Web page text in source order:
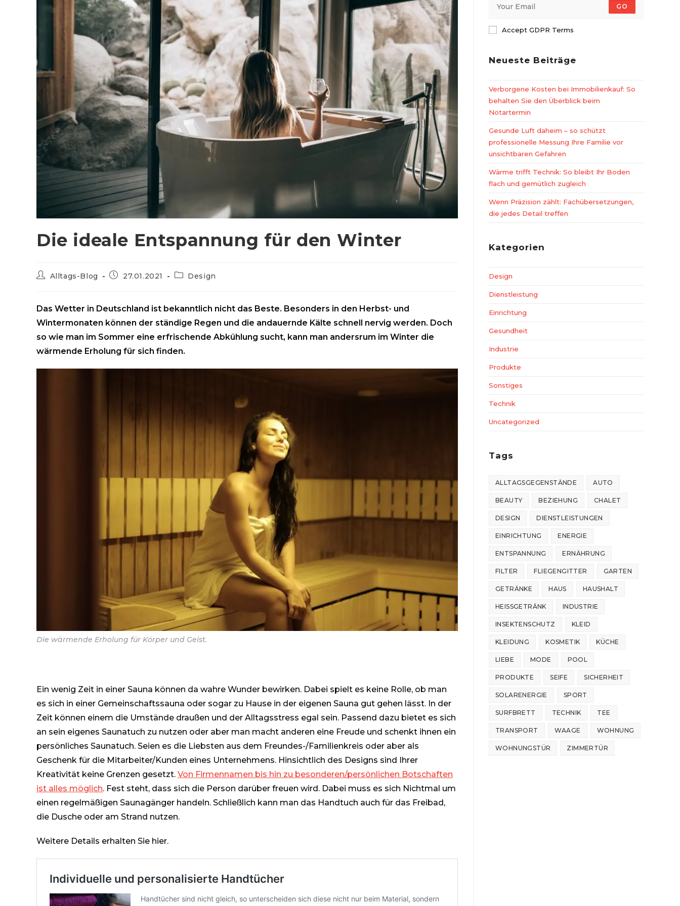
Die ideale Entspannung für den Winter
Beitrags-
Alltags-Blog
Beitrag27.01.2021
Beitrags-
Design
Das Wetter in Deutschland ist bekanntlich nicht das Beste. Besonders in den Herbst- und
Wintermonaten können der ständige Regen und die andauernde Kälte schnell nervig werden. Doch
so wie man im Sommer eine erfrischende Abkühlung sucht, kann man andersrum im Winter die
wärmende Erholung für sich finden.
Die wärmende Erholung für Körper und Geist.
Ein wenig Zeit in einer Sauna können da wahre Wunder bewirken. Dabei spielt es keine Rolle, ob man
es sich in einer Gemeinschaftssauna oder sogar zu Hause in der eigenen Sauna gut gehen lässt. In der
Zeit können einem die Umstände draußen und der Alltagsstress egal sein. Passend dazu bietet es sich
an sein eigenes Saunatuch zu nutzen oder aber man macht anderen eine Freude und schenkt ihnen ein
persönliches Saunatuch. Seien es die Liebsten aus dem Freundes-/Familienkreis oder aber als
Geschenk für die Mitarbeiter/Kunden eines Unternehmens. Hinsichtlich des Designs sind Ihrer
Kreativität keine Grenzen gesetzt. Von Firmennamen bis hin zu besonderen/persönlichen Botschaften
ist alles möglich. Fest steht, dass sich die Person darüber freuen wird. Dabei muss es sich Nichtmal um
einen regelmäßigen Saunagänger handeln. Schließlich kann man das Handtuch auch für das Freibad,
die Dusche oder am Strand nutzen.
Weitere Details erhalten Sie hier.
GO
Accept GDPR Terms
Neueste Beiträge
Verborgene Kosten bei Immobilienkauf: So
behalten Sie den Überblick beim
Notartermin
Gesunde Luft daheim – so schützt
professionelle Messung Ihre Familie vor
unsichtbaren Gefahren
Wärme trifft Technik: So bleibt Ihr Boden
flach und gemütlich zugleich
Wenn Präzision zählt: Fachübersetzungen,
die jedes Detail treffen
Kategorien
Design
Dienstleistung
Einrichtung
Gesundheit
Industrie
Produkte
Sonstiges
Technik
Uncategorized
Tags
ALLTAGSGEGENSTÄNDE AUTO
BEAUTY BEZIEHUNG CHALET
DESIGN DIENSTLEISTUNGEN
EINRICHTUNG ENERGIE
ENTSPANNUNG ERNÄHRUNG
FILTER FLIEGENGITTER GARTEN
GETRÄNKE HAUS HAUSHALT
HEISSGETRÄNK INDUSTRIE
INSEKTENSCHUTZ KLEID
KLEIDUNG KOSMETIK KÜCHE
LIEBE MODE POOL
PRODUKTE SEIFE SICHERHEIT
SOLARENERGIE SPORT
SURFBRETT TECHNIK TEE
TRANSPORT WAAGE WOHNUNG
WOHNUNGSTÜR ZIMMERTÜR